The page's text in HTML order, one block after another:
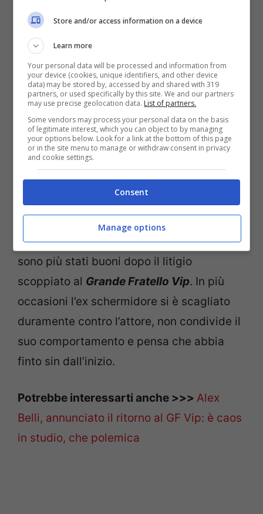
L’ex gieffino Aldo Montano (Screenshot video Instagram)
I rapporti traAldo Montano e Alex Bellinon
sono più stati buoni dopo il litigio
scoppiato al Grande Fratello Vip. In più
occasioni l’ex schermidore si è scagliato
duramente contro l’attore, non condivide il
suo comportamento e pensa che abbia
finto sin dall’inizio.
Potrebbe interessarti anche >>> Alex
Belli, annunciato il ritorno al GF Vip: è caos
in studio, che polemica
Store and/or access information on a device
Learn more
Your personal data will be processed and information from
your device (cookies, unique identifiers, and other device
data) may be stored by, accessed by and shared with 319
partners, or used specifically by this site. We and our partners
may use precise geolocation data. List of partners.
Some vendors may process your personal data on the basis
of legitimate interest, which you can object to by managing
your options below. Look for a link at the bottom of this page
or in the site menu to manage or withdraw consent in privacy
and cookie settings.
Consent
Manage options